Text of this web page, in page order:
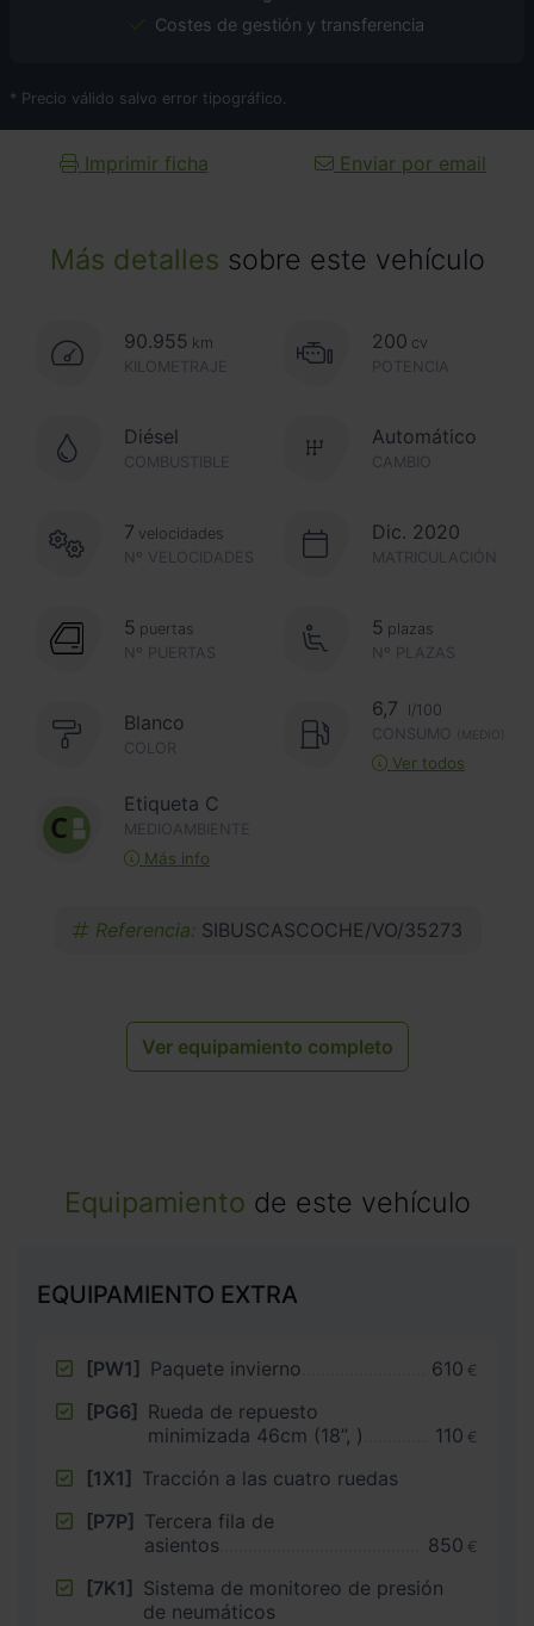
Más detalles sobre este vehículo
90.955 km
KILOMETRAJE
200 cv
POTENCIA
Diésel
COMBUSTIBLE CAMBIO
Automático
Nº VELOCIDADES
7 velocidades Dic. 2020
MATRICULACIÓN
Nº PUERTAS
5 puertas
Nº PLAZAS
5 plazas
Blanco
COLOR
6,7
l/100
CONSUMO
(MEDIO)
Ver todos
Etiqueta C
MEDIOAMBIENTE
Más info
Referencia: SIBUSCASCOCHE/VO/35273
Ver equipamiento completo
Costes de gestión y transferencia
* Precio válido salvo error tipográfico.
Imprimir ficha Enviar por email
Equipamiento de este vehículo
EQUIPAMIENTO EXTRA
[PW1] Paquete invierno 610 €
[PG6] Rueda de repuesto
minimizada 46cm (18”, )
110 €
[1X1] Tracción a las cuatro ruedas
[P7P] Tercera fila de
asientos
850 €
[7K1] Sistema de monitoreo de presión
de neumáticos